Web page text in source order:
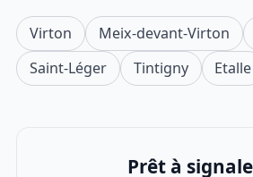
Virton Meix-devant-Virton
Saint-Léger
Tintigny Etalle
Prêt à